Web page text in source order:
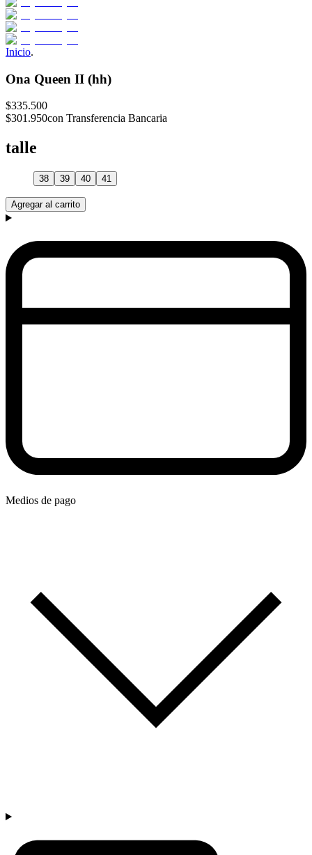
Inicio.
Ona Queen II (hh)
$335.500
$301.950con Transferencia Bancaria
talle
38 39 40 41
Agregar al carrito
Medios de pago